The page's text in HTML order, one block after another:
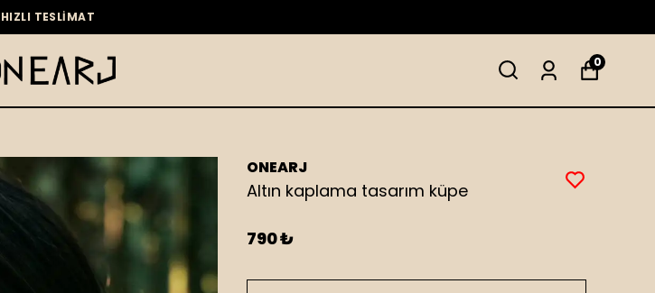
HIZLI TESLİMAT
0
ONEARJ
Altın kaplama tasarım küpe
790 ₺